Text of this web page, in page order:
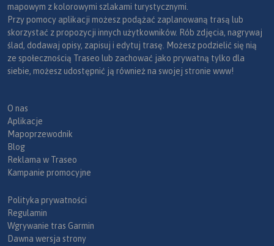
mapowym z kolorowymi szlakami turystycznymi.
Przy pomocy aplikacji możesz podążać zaplanowaną trasą lub
skorzystać z propozycji innych użytkowników. Rób zdjęcia, nagrywaj
ślad, dodawaj opisy, zapisuj i edytuj trasę. Możesz podzielić się nią
ze społecznością Traseo lub zachować jako prywatną tylko dla
siebie, możesz udostępnić ją również na swojej stronie www!
O nas
Aplikacje
Mapoprzewodnik
Blog
Reklama w Traseo
Kampanie promocyjne
Polityka prywatności
Regulamin
Wgrywanie tras Garmin
Dawna wersja strony